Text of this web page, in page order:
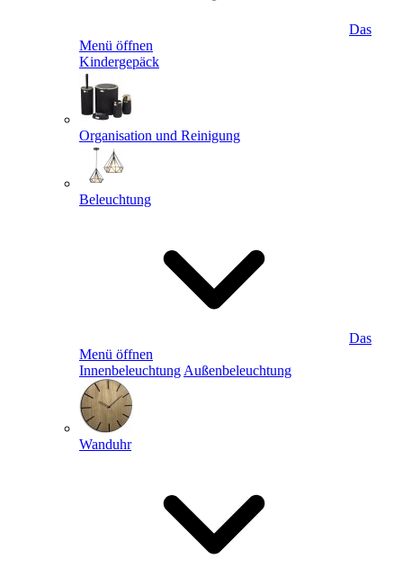
Das
Menü öffnen
Kindergepäck
Organisation und Reinigung
Beleuchtung
Das
Menü öffnen
Innenbeleuchtung Außenbeleuchtung
Wanduhr